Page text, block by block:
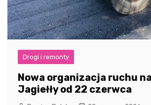
Drogi i remonty
Nowa organizacja ruchu na
Jagiełły od 22 czerwca